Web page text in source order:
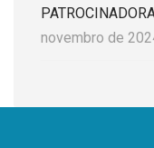
novembro de